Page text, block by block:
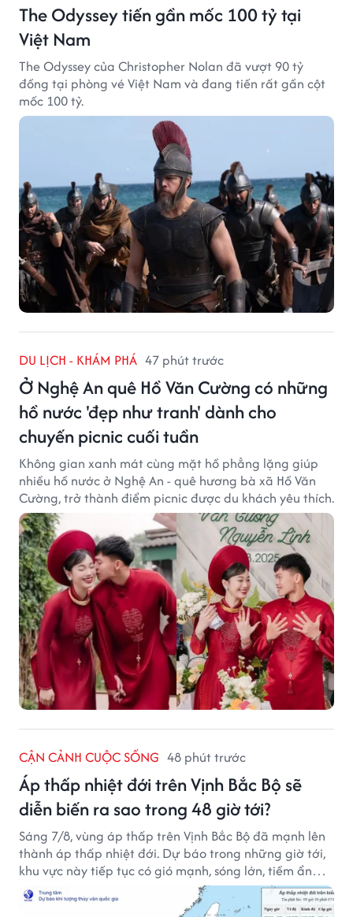
The Odyssey tiến gần mốc 100 tỷ tại
Việt Nam
The Odyssey của Christopher Nolan đã vượt 90 tỷ
đồng tại phòng vé Việt Nam và đang tiến rất gần cột
mốc 100 tỷ.
DU LỊCH - KHÁM PHÁ 47 phút trước
Ở Nghệ An quê Hồ Văn Cường có những
hồ nước 'đẹp như tranh' dành cho
chuyến picnic cuối tuần
Không gian xanh mát cùng mặt hồ phẳng lặng giúp
nhiều hồ nước ở Nghệ An - quê hương bà xã Hồ Văn
Cường, trở thành điểm picnic được du khách yêu thích.
CẬN CẢNH CUỘC SỐNG 48 phút trước
Áp thấp nhiệt đới trên Vịnh Bắc Bộ sẽ
diễn biến ra sao trong 48 giờ tới?
Sáng 7/8, vùng áp thấp trên Vịnh Bắc Bộ đã mạnh lên
thành áp thấp nhiệt đới. Dự báo trong những giờ tới,
khu vực này tiếp tục có gió mạnh, sóng lớn, tiềm ẩn
nhiều nguy cơ đối với hoạt động của tàu thuyền trên
biển.